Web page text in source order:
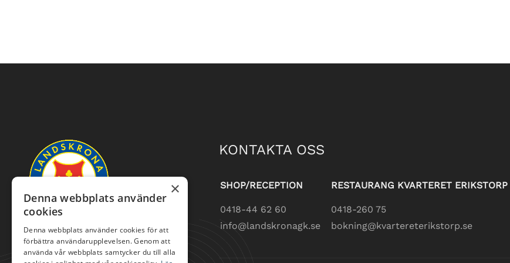
KONTAKTA OSS
SHOP/RECEPTION
0418-44 62 60
info@landskronagk.se
RESTAURANG KVARTERET ERIKSTORP
0418-260 75
bokning@kvartereterikstorp.se
×
Denna webbplats använder
cookies
Denna webbplats använder cookies för att
förbättra användarupplevelsen. Genom att
använda vår webbplats samtycker du till alla